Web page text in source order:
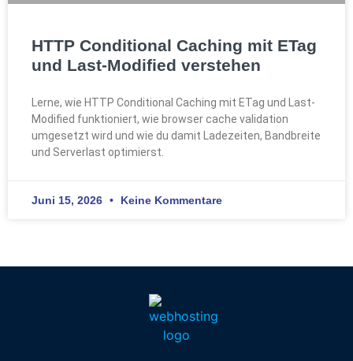
HTTP Conditional Caching mit ETag
und Last-Modified verstehen
Lerne, wie HTTP Conditional Caching mit ETag und Last-
Modified funktioniert, wie browser cache validation
umgesetzt wird und wie du damit Ladezeiten, Bandbreite
und Serverlast optimierst.
Juni 15, 2026 Keine Kommentare